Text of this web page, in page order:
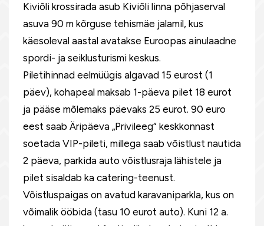
Kiviõli krossirada asub Kiviõli linna põhjaserval
asuva 90 m kõrguse tehismäe jalamil, kus
käesoleval aastal avatakse Euroopas ainulaadne
spordi- ja seiklusturismi keskus.
Piletihinnad eelmüügis algavad 15 eurost (1
päev), kohapeal maksab 1-päeva pilet 18 eurot
ja pääse mõlemaks päevaks 25 eurot. 90 euro
eest saab Äripäeva „Privileeg“ keskkonnast
soetada VIP-pileti, millega saab võistlust nautida
2 päeva, parkida auto võistlusraja lähistele ja
pilet sisaldab ka catering-teenust.
Võistluspaigas on avatud karavaniparkla, kus on
võimalik ööbida (tasu 10 eurot auto). Kuni 12 a.